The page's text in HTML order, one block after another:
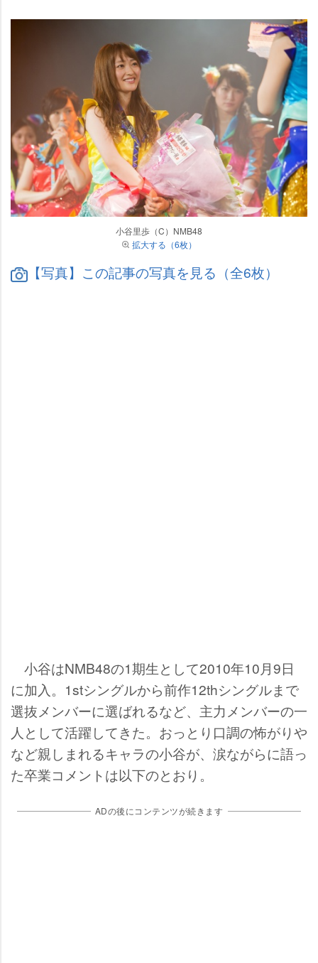
小谷里歩（C）NMB48
拡大する（6枚）
【写真】この記事の写真を見る（全6枚）
小谷はNMB48の1期生として2010年10月9日
に加入。1stシングルから前作12thシングルまで
選抜メンバーに選ばれるなど、主力メンバーの一
人として活躍してきた。おっとり口調の怖がり
など親しまれるキャラの小谷が、涙ながらに語っ
た卒業コメントは以下のとおり。
ADの後にコンテンツが続きます